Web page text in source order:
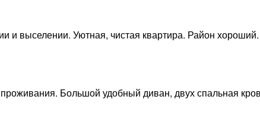
и выселении. Уютная, чистая квартира. Район хороший.
Большой удобный диван, двух спальная